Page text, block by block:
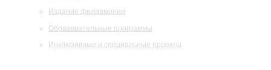
Издания филармонии
Образовательные программы
Инклюзивные и специальные проекты